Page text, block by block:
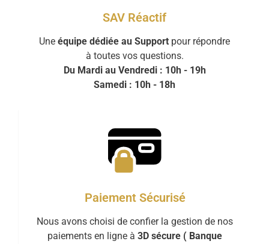
SAV Réactif
Une équipe dédiée au Support pour répondre
à toutes vos questions.
Du Mardi au Vendredi : 10h - 19h
Samedi : 10h - 18h
Paiement Sécurisé
Nous avons choisi de confier la gestion de nos
paiements en ligne à 3D sécure ( Banque